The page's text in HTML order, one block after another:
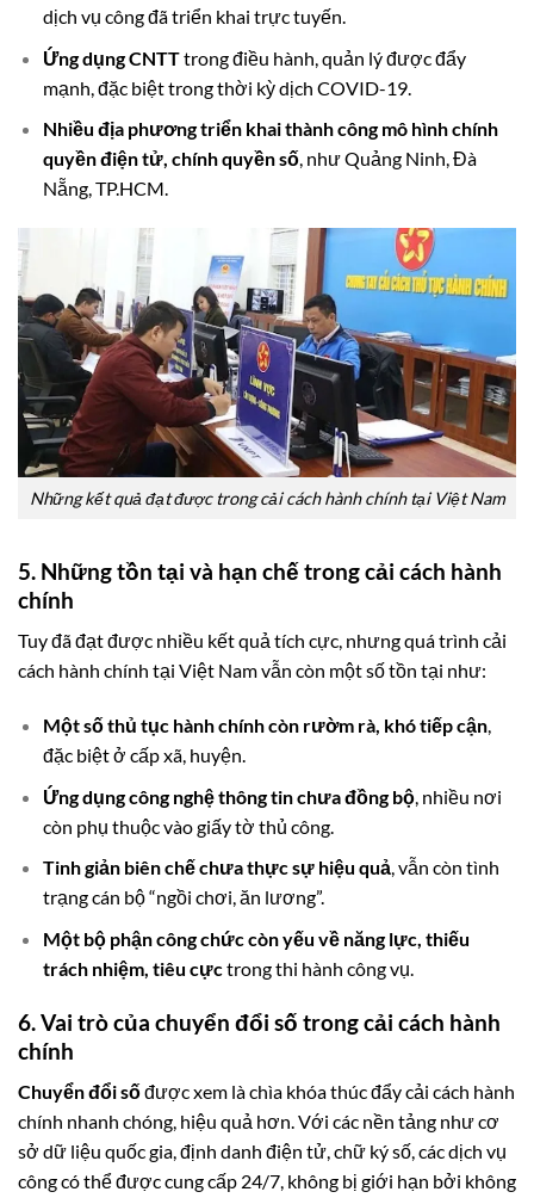
dịch vụ công đã triển khai trực tuyến.
Ứng dụng CNTTtrong điều hành, quản lý được đẩy
mạnh, đặc biệt trong thời kỳ dịch COVID-19.
Nhiều địa phương triển khai thành công mô hình chính
quyền điện tử, chính quyền số, như Quảng Ninh, Đà
Nẵng, TP.HCM.
Những kết quả đạt được trong cải cách hành chính tại Việt Nam
5. Những tồn tại và hạn chế trong cải cách hành
chính
Tuy đã đạt được nhiều kết quả tích cực, nhưng quá trình cải
cách hành chính tại Việt Nam vẫn còn một số tồn tại như:
Một số thủ tục hành chính còn rườm rà, khó tiếp cận,
đặc biệt ở cấp xã, huyện.
Ứng dụng công nghệ thông tin chưa đồng bộ, nhiều nơi
còn phụ thuộc vào giấy tờ thủ công.
Tinh giản biên chế chưa thực sự hiệu quả, vẫn còn tình
trạng cán bộ “ngồi chơi, ăn lương”.
Một bộ phận công chức còn yếu về năng lực, thiếu
trách nhiệm, tiêu cựctrong thi hành công vụ.
6. Vai trò của chuyển đổi số trong cải cách hành
chính
Chuyển đổi sốđược xem là chìa khóa thúc đẩy cải cách hành
chính nhanh chóng, hiệu quả hơn. Với các nền tảng như cơ
sở dữ liệu quốc gia, định danh điện tử, chữ ký số, các dịch vụ
công có thể được cung cấp 24/7, không bị giới hạn bởi không